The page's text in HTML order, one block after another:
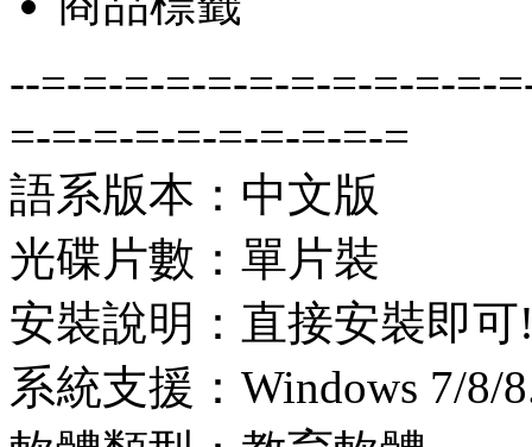
--=-=-=-=-=-=-=-=-=-=-=-
=-=-=-=-=-=-=-=-=-=
語系版本：中文版
光碟片數：單片裝
安裝說明：直接安裝即可
系統支援：Windows 7/8/